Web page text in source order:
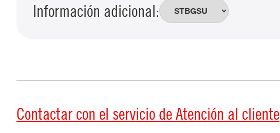
Información adicional:
Contactar con el servicio de Atención al cliente